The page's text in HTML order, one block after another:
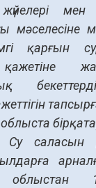
жүйелері
мәселесіне
қарғын
Су саласын
облыстан